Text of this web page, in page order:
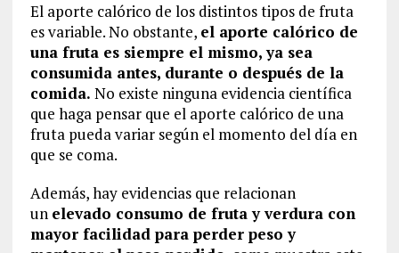
El aporte calórico de los distintos tipos de fruta
es variable. No obstante, el aporte calórico de
una fruta es siempre el mismo, ya sea
consumida antes, durante o después de la
comida. No existe ninguna evidencia científica
que haga pensar que el aporte calórico de una
fruta pueda variar según el momento del día en
que se coma.
Además, hay evidencias que relacionan
un elevado consumo de fruta y verdura con
mayor facilidad para perder peso y